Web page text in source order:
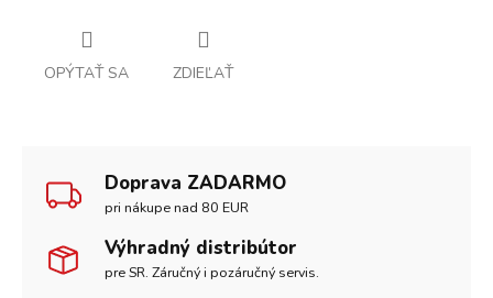
OPÝTAŤ SA ZDIEĽAŤ
Doprava ZADARMO
pri nákupe nad 80 EUR
Výhradný distribútor
pre SR. Záručný i pozáručný servis.